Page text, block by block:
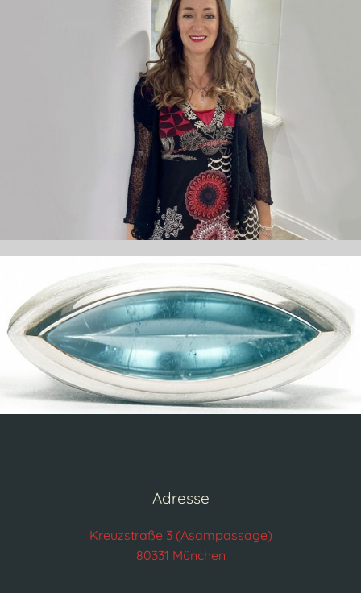
Adresse
Kreuzstraße 3 (Asampassage)
80331 München